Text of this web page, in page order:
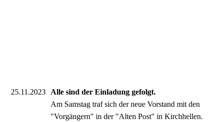
25.11.2023
Alle sind der Einladung gefolgt.
Am Samstag traf sich der neue Vorstand mit den
"Vorgängern" in der "Alten Post" in Kirchhellen.